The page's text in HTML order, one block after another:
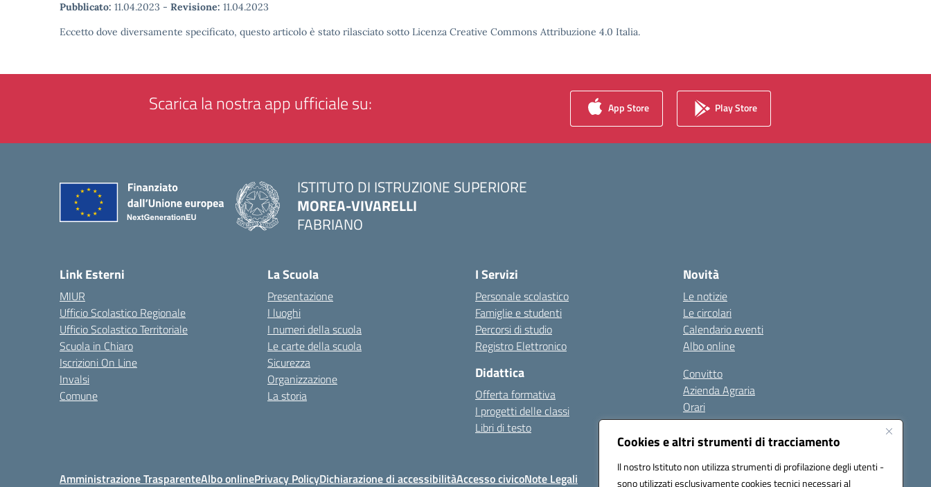
Cookies e altri strumenti di tracciamento
Il nostro Istituto non utilizza strumenti di profilazione degli utenti -
sono utilizzati esclusivamente cookies tecnici necessari al
Pubblicato: 11.04.2023 - Revisione: 11.04.2023
Eccetto dove diversamente specificato, questo articolo è stato rilasciato sotto Licenza Creative Commons Attribuzione 4.0 Italia.
Scarica la nostra app ufficiale su: App Store Play Store
ISTITUTO DI ISTRUZIONE SUPERIORE
MOREA-VIVARELLI
FABRIANO
Link Esterni
MIUR
Ufficio Scolastico Regionale
Ufficio Scolastico Territoriale
Scuola in Chiaro
Iscrizioni On Line
Invalsi
Comune
La Scuola
Presentazione
I luoghi
I numeri della scuola
Le carte della scuola
Sicurezza
Organizzazione
La storia
I Servizi
Personale scolastico
Famiglie e studenti
Percorsi di studio
Registro Elettronico
Didattica
Offerta formativa
I progetti delle classi
Libri di testo
Novità
Le notizie
Le circolari
Calendario eventi
Albo online
Convitto
Azienda Agraria
Orari
Contatti
Privacy Policy
Amministrazione TrasparenteAlbo onlinePrivacy PolicyDichiarazione di accessibilitàAccesso civicoNote Legali